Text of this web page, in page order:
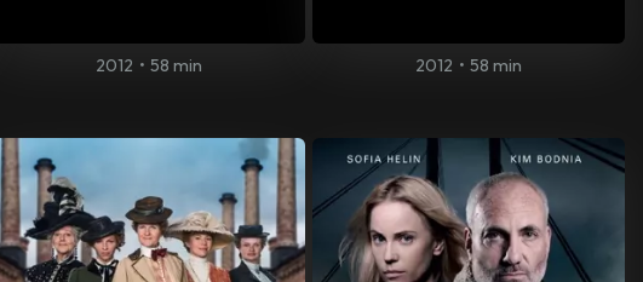
2012 • 58 min 2012 • 58 min